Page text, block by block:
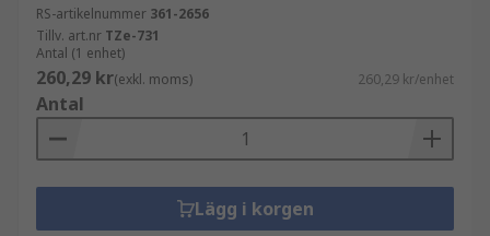
RS-artikelnummer 361-2656
Tillv. art.nr TZe-731
Antal (1 enhet)
260,29 kr(exkl. moms) 260,29 kr/enhet
Antal
Lägg i korgen